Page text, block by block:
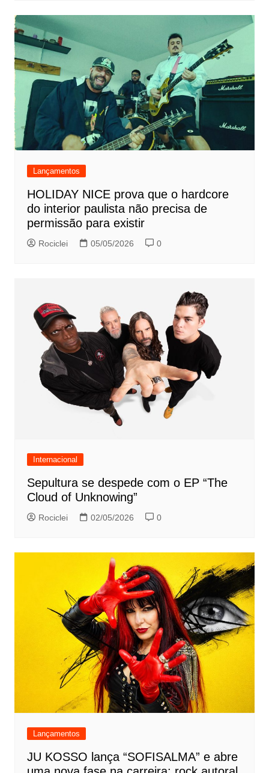
Lançamentos
HOLIDAY NICE prova que o hardcore
do interior paulista não precisa de
permissão para existir
Rociclei 05/05/2026 0
Internacional
Sepultura se despede com o EP “The
Cloud of Unknowing”
Rociclei 02/05/2026 0
Lançamentos
JU KOSSO lança “SOFISALMA” e abre